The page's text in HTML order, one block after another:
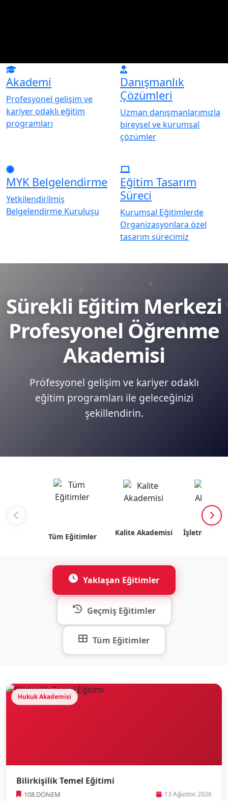
Akademi
Profesyonel gelişim ve
kariyer odaklı eğitim
programları
Danışmanlık
Çözümleri
Uzman danışmanlarımızla
bireysel ve kurumsal
çözümler
MYK Belgelendirme
Yetkilendirilmiş
Belgelendirme Kuruluşu
Eğitim Tasarım
Süreci
Kurumsal Eğitimlerde
Organizasyonlara özel
tasarım sürecimiz
Sürekli Eğitim Merkezi
Profesyonel Öğrenme
Akademisi
Profesyonel gelişim ve kariyer odaklı
eğitim programları ile geleceğinizi
şekillendirin.
Tüm Eğitimler Kalite Akademisi İşletme
Yaklaşan Eğitimler
Geçmiş Eğitimler
Tüm Eğitimler
Hukuk Akademisi
Bilirkişilik Temel Eğitimi
108.DÖNEM 13 Ağustos 2026